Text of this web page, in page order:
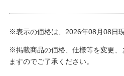
※表示の価格は、2026年08月08日
※掲載商品の価格、仕様等を変更、
ますのでご了承ください。